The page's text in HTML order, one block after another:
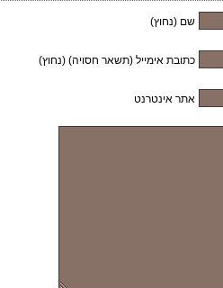
שם (נחוץ)
כתובת אימייל (תשאר חסויה) (נחוץ)
אתר אינטרנט